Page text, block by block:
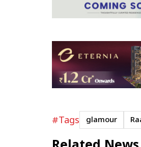
#Tags glamour